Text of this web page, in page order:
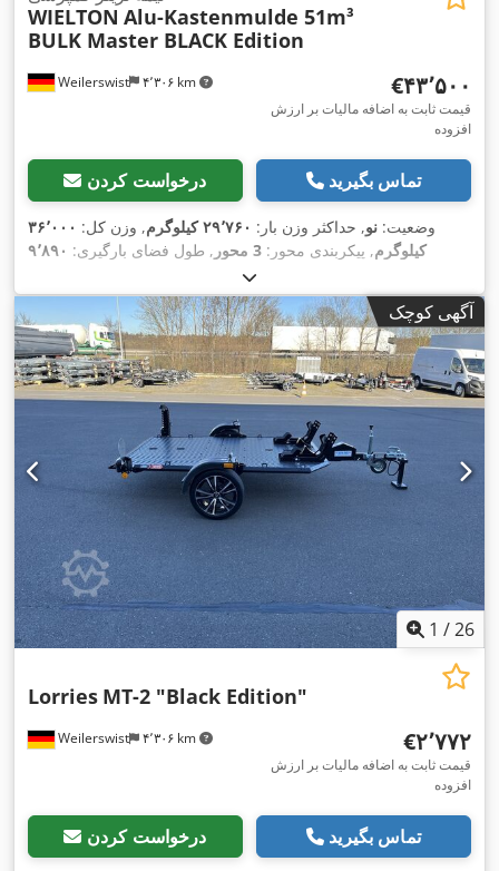
Weilerswist ۴٬۳۰۶ km
WIELTON Alu-Kastenmulde 51m³
BULK Master BLACK Edition
‎€۴۳٬۵۰۰
قیمت ثابت به اضافه مالیات بر ارزش
افزوده
درخواست کردن تماس بگیرید
وضعیت: نو, حداکثر وزن بار: ۲۹٬۷۶۰ کیلوگرم , وزن کل: ۳۶٬۰۰۰
کیلوگرم, پیکربندی محور: 3 محور , طول فضای بارگیری: ۹٬۸۹۰
, عرض فضای بارگیری:
بارگیری:۲٬۱۰۰ میلی‌متر , حجم فضای بارگیری:۵۱ متر مکعب
, عرض
کل:۲٬۵۵۰ میلی‌متر , ارتفاع کل:۳٬۷۱۰ میلی‌متر , سال ساخت:۲۰۲۶,
تجهیزات:,
آگهی کوچک
1 /26
Weilerswist ۴٬۳۰۶ km
Lorries MT-2 "Black Edition"
‎€۲٬۷۷۲
قیمت ثابت به اضافه مالیات بر ارزش
افزوده
درخواست کردن تماس بگیرید